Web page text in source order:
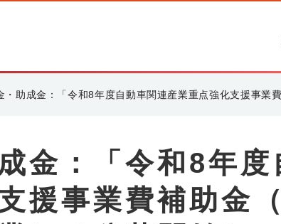
・助成金：「令和8年度自動車関連産業重点強化支援事業
金：「令和8年度
援事業費補助金